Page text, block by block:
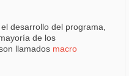
desarrollo del programa,
de los
llamados macro